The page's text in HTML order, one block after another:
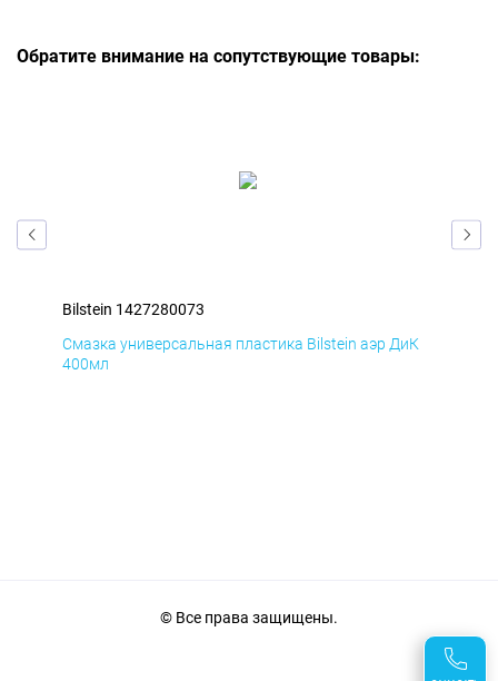
Обратите внимание на сопутствующие товары:
Bilstein 1427280073
Смазка универсальная пластика Bilstein аэр ДиК
400мл
© Все права защищены.